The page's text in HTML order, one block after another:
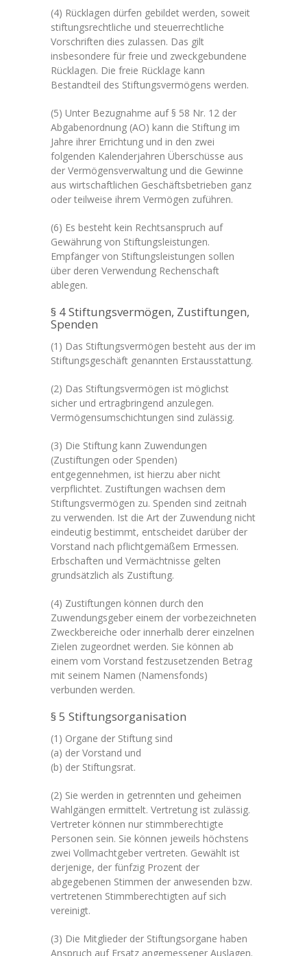
(4) Rücklagen dürfen gebildet werden, soweit
stiftungsrechtliche und steuerrechtliche
Vorschriften dies zulassen. Das gilt
insbesondere für freie und zweckgebundene
Rücklagen. Die freie Rücklage kann
Bestandteil des Stiftungsvermögens werden.
(5) Unter Bezugnahme auf § 58 Nr. 12 der
Abgabenordnung (AO) kann die Stiftung im
Jahre ihrer Errichtung und in den zwei
folgenden Kalenderjahren Überschüsse aus
der Vermögensverwaltung und die Gewinne
aus wirtschaftlichen Geschäftsbetrieben ganz
oder teilweise ihrem Vermögen zuführen.
(6) Es besteht kein Rechtsanspruch auf
Gewährung von Stiftungsleistungen.
Empfänger von Stiftungsleistungen sollen
über deren Verwendung Rechenschaft
ablegen.
§ 4 Stiftungsvermögen, Zustiftungen,
Spenden
(1) Das Stiftungsvermögen besteht aus der im
Stiftungsgeschäft genannten Erstausstattung.
(2) Das Stiftungsvermögen ist möglichst
sicher und ertragbringend anzulegen.
Vermögensumschichtungen sind zulässig.
(3) Die Stiftung kann Zuwendungen
(Zustiftungen oder Spenden)
entgegennehmen, ist hierzu aber nicht
verpflichtet. Zustiftungen wachsen dem
Stiftungsvermögen zu. Spenden sind zeitnah
zu verwenden. Ist die Art der Zuwendung nicht
eindeutig bestimmt, entscheidet darüber der
Vorstand nach pflichtgemäßem Ermessen.
Erbschaften und Vermächtnisse gelten
grundsätzlich als Zustiftung.
(4) Zustiftungen können durch den
Zuwendungsgeber einem der vorbezeichneten
Zweckbereiche oder innerhalb derer einzelnen
Zielen zugeordnet werden. Sie können ab
einem vom Vorstand festzusetzenden Betrag
mit seinem Namen (Namensfonds)
verbunden werden.
§ 5 Stiftungsorganisation
(1) Organe der Stiftung sind
(a) der Vorstand und
(b) der Stiftungsrat.
(2) Sie werden in getrennten und geheimen
Wahlgängen ermittelt. Vertretung ist zulässig.
Vertreter können nur stimmberechtigte
Personen sein. Sie können jeweils höchstens
zwei Vollmachtgeber vertreten. Gewählt ist
derjenige, der fünfzig Prozent der
abgegebenen Stimmen der anwesenden bzw.
vertretenen Stimmberechtigten auf sich
vereinigt.
(3) Die Mitglieder der Stiftungsorgane haben
Anspruch auf Ersatz angemessener Auslagen.